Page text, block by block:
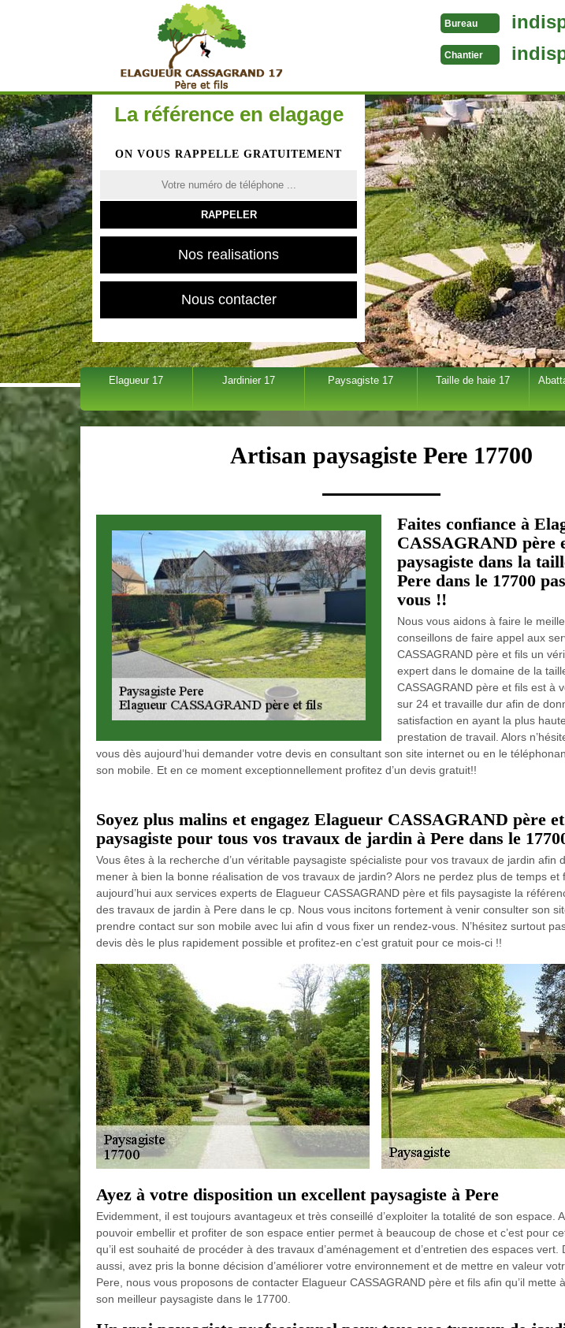
Bureau
Chantier
La référence en elagage
ON VOUS RAPPELLE GRATUITEMENT
Nos realisations
Nous contacter
Elagueur 17 Jardinier 17 Paysagiste 17 Taille de haie 17
Artisan paysagiste Pere 17700
Faites confiance à
CASSAGRAND père
paysagiste dans la
Pere dans le 17700
vous !!
Nous vous aidons à faire le
conseillons de faire appel aux
CASSAGRAND père et fils un
expert dans le domaine de la
CASSAGRAND père et fils est à
sur 24 et travaille dur afin de
satisfaction en ayant la plus
prestation de travail. Alors
vous dès aujourd’hui demander votre devis en consultant son site internet ou en le
son mobile. Et en ce moment exceptionnellement profitez d’un devis gratuit!!
Soyez plus malins et engagez Elagueur CASSAGRAND père
paysagiste pour tous vos travaux de jardin à Pere dans le
Vous êtes à la recherche d’un véritable paysagiste spécialiste pour vos travaux de jardin afin
mener à bien la bonne réalisation de vos travaux de jardin? Alors ne perdez plus de temps et
aujourd’hui aux services experts de Elagueur CASSAGRAND père et fils paysagiste la
des travaux de jardin à Pere dans le cp. Nous vous incitons fortement à venir consulter son
prendre contact sur son mobile avec lui afin d vous fixer un rendez-vous. N’hésitez surtout
devis dès le plus rapidement possible et profitez-en c’est gratuit pour ce mois-ci !!
Ayez à votre disposition un excellent paysagiste à Pere
Evidemment, il est toujours avantageux et très conseillé d’exploiter la totalité de son espace.
pouvoir embellir et profiter de son espace entier permet à beaucoup de chose et c’est pour
qu’il est souhaité de procéder à des travaux d’aménagement et d’entretien des espaces vert.
aussi, avez pris la bonne décision d’améliorer votre environnement et de mettre en valeur
Pere, nous vous proposons de contacter Elagueur CASSAGRAND père et fils afin qu’il mette
son meilleur paysagiste dans le 17700.